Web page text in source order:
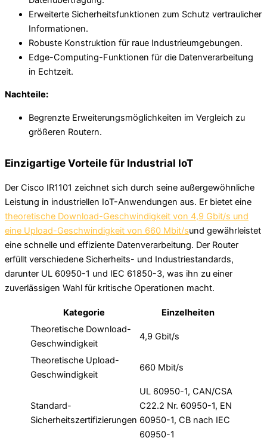
Erweiterte Sicherheitsfunktionen zum Schutz vertraulicher
Informationen.
Robuste Konstruktion für raue Industrieumgebungen.
Edge-Computing-Funktionen für die Datenverarbeitung
in Echtzeit.
Nachteile:
Begrenzte Erweiterungsmöglichkeiten im Vergleich zu
größeren Routern.
Einzigartige Vorteile für Industrial IoT
Der Cisco IR1101 zeichnet sich durch seine außergewöhnliche
Leistung in industriellen IoT-Anwendungen aus. Er bietet eine
theoretische Download-Geschwindigkeit von 4,9 Gbit/s und
eine Upload-Geschwindigkeit von 660 Mbit/sund gewährleistet
eine schnelle und effiziente Datenverarbeitung. Der Router
erfüllt verschiedene Sicherheits- und Industriestandards,
darunter UL 60950-1 und IEC 61850-3, was ihn zu einer
zuverlässigen Wahl für kritische Operationen macht.
Kategorie
Einzelheiten
Theoretische Download-
Geschwindigkeit
4,9 Gbit/s
Theoretische Upload-
Geschwindigkeit
660 Mbit/s
Standard-
Sicherheitszertifizierungen
UL 60950-1, CAN/CSA
C22.2 Nr. 60950-1, EN
60950-1, CB nach IEC
60950-1